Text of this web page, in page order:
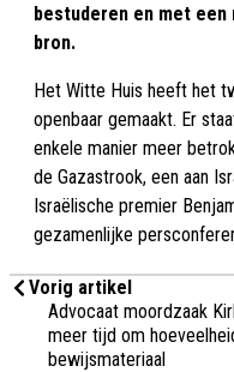
bestuderen en met een
bron.
Het Witte Huis heeft het
openbaar gemaakt. Er
enkele manier meer
de Gazastrook, een aan
Israëlische premier
gezamenlijke
Vorig artikel
Advocaat moordzaak
meer tijd om
bewijsmateriaal